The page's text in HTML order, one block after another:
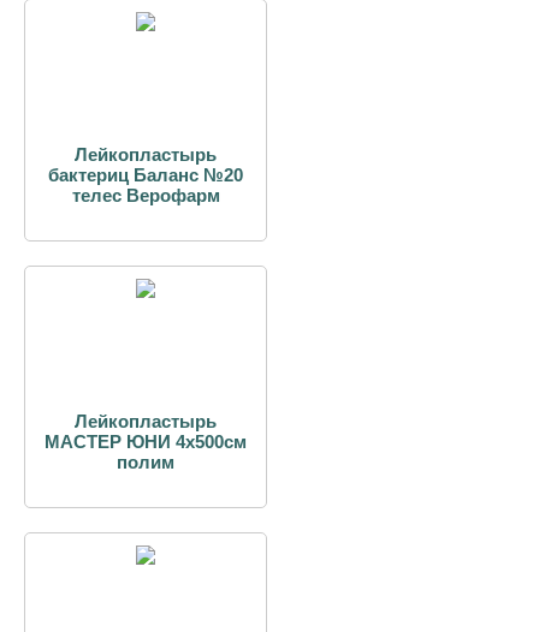
Лейкопластырь
бактериц Баланс №20
телес Верофарм
Лейкопластырь
МАСТЕР ЮНИ 4х500см
полим